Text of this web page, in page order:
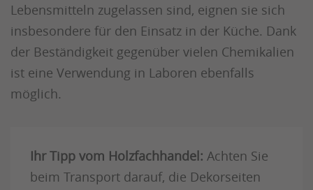
Lebensmitteln zugelassen sind, eignen sie sich
insbesondere für den Einsatz in der Küche. Dank
der Beständigkeit gegenüber vielen Chemikalien
ist eine Verwendung in Laboren ebenfalls
möglich.
Ihr Tipp vom Holzfachhandel: Achten Sie
beim Transport darauf, die Dekorseiten